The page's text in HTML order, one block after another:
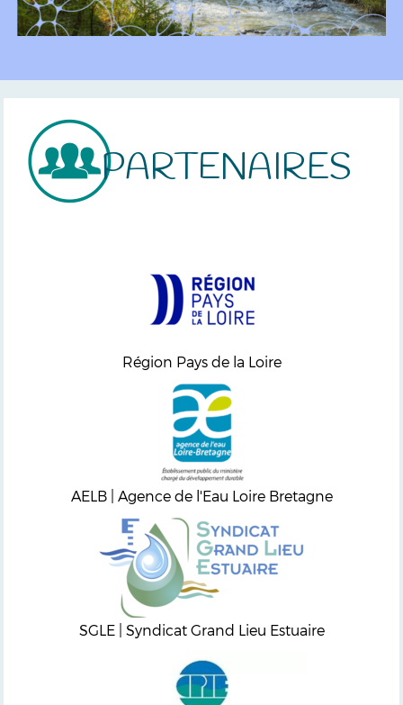
PARTENAIRES
Région Pays de la Loire
AELB | Agence de l'Eau Loire Bretagne
SGLE | Syndicat Grand Lieu Estuaire